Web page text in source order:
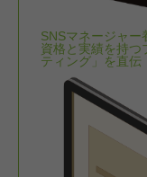
SNSマネージャー
資格と実績を持つ
ティング」を直伝